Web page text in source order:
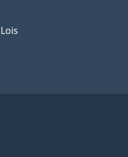
Lois